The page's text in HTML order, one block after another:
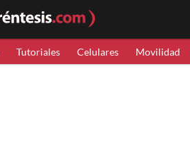
Tutoriales Celulares Movilidad